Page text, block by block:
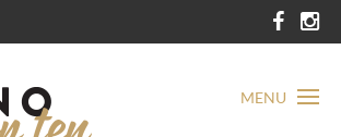
MENU